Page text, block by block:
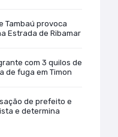
Tambaú provoca
Estrada de Ribamar
com 3 quilos de
de fuga em Timon
de prefeito e
e determina